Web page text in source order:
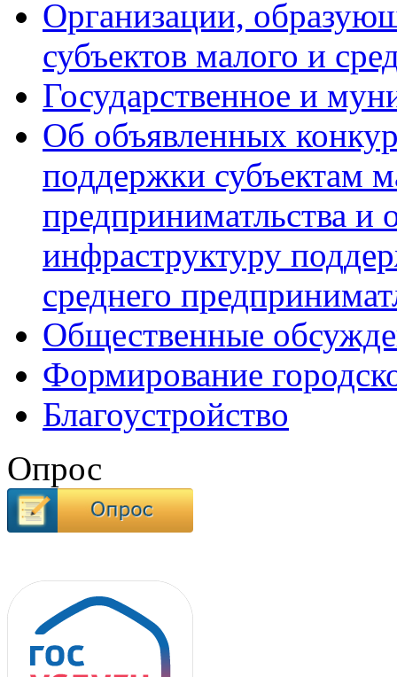
Организации,
субъектов малого и
Государственное и
Об объявленных
поддержки субъектам
предприниматльства
инфраструктуру
среднего
Общественные
Формирование
Благоустройство
Опрос